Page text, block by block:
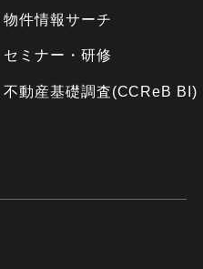
物件情報サーチ
セミナー・研修
不動産基礎調査(CCReB BI)